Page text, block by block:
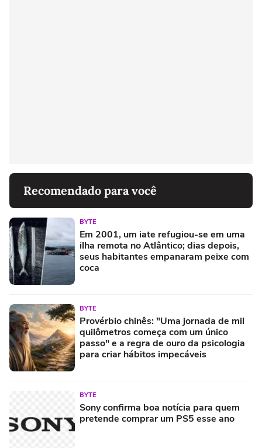
Recomendado para você
BYTE
Em 2001, um iate refugiou-se em uma
ilha remota no Atlântico; dias depois,
seus habitantes empanaram peixe com
coca
BYTE
Provérbio chinês: "Uma jornada de mil
quilômetros começa com um único
passo" e a regra de ouro da psicologia
para criar hábitos impecáveis
BYTE
Sony confirma boa notícia para quem
pretende comprar um PS5 esse ano